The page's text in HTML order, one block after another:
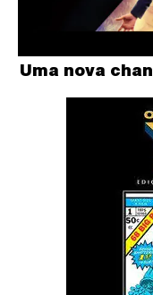
Uma nova